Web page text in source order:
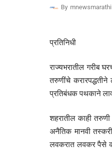
By mnewsmarathi
प्रतिनिधी
राज्यभरातील गरीब
तरुणींचे
प्रतिबंधक पथकाने
शहरातील काही
अनैतिक मानवी
लवकरात लवकर पैसे